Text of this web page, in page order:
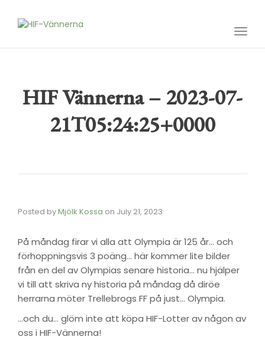
HIF Vännerna – 2023-07-
21T05:24:25+0000
Posted byMjölk Kossa on July 21, 2023
På måndag firar vi alla att Olympia är 125 år… och
förhoppningsvis 3 poäng… här kommer lite bilder
från en del av Olympias senare historia… nu hjälper
vi till att skriva ny historia på måndag då diröe
herrarna möter Trellebrogs FF på just… Olympia.
…och du… glöm inte att köpa HIF-Lotter av någon av
oss i HIF-Vännerna!